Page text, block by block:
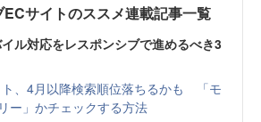
ECサイトのススメ連載記事一覧
ル対応をレスポンシブで進めるべき3
ト、4月以降検索順位落ちるかも 「モ
ー」かチェックする方法